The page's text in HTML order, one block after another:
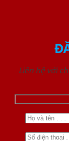
Liên hệ với